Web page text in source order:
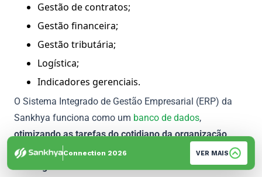
Gestão de contratos;
Gestão financeira;
Gestão tributária;
Logística;
Indicadores gerenciais.
O Sistema Integrado de Gestão Empresarial (ERP) da
Sankhya funciona como um banco de dados,
otimizando as tarefas do cotidiano da organização,
reduzindo os trabalhos manuais e simplificando o fluxo
Connection 2026 VER MAIS